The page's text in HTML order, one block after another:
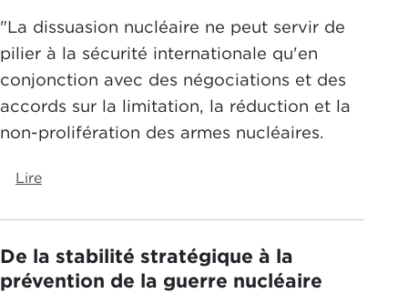
"La dissuasion nucléaire ne peut servir de
pilier à la sécurité internationale qu'en
conjonction avec des négociations et des
accords sur la limitation, la réduction et la
non-prolifération des armes nucléaires.
Lire
De la stabilité stratégique à la
prévention de la guerre nucléaire